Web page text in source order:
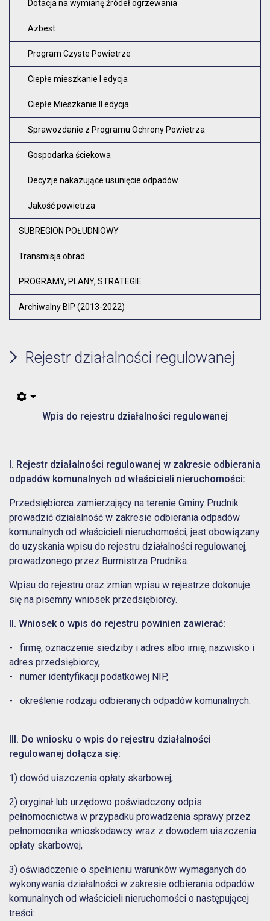
Dotacja na wymianę źródeł ogrzewania
Azbest
Program Czyste Powietrze
Ciepłe mieszkanie I edycja
Ciepłe Mieszkanie II edycja
Sprawozdanie z Programu Ochrony Powietrza
Gospodarka ściekowa
Decyzje nakazujące usunięcie odpadów
Jakość powietrza
SUBREGION POŁUDNIOWY
Transmisja obrad
PROGRAMY, PLANY, STRATEGIE
Archiwalny BIP (2013-2022)
Rejestr działalności regulowanej
Wpis do rejestru działalności regulowanej
I. Rejestr działalności regulowanej w zakresie odbierania
odpadów komunalnych od właścicieli nieruchomości:
Przedsiębiorca zamierzający na terenie Gminy Prudnik
prowadzić działalność w zakresie odbierania odpadów
komunalnych od właścicieli nieruchomości, jest obowiązany
do uzyskania wpisu do rejestru działalności regulowanej,
prowadzonego przez Burmistrza Prudnika.
Wpisu do rejestru oraz zmian wpisu w rejestrze dokonuje
się na pisemny wniosek przedsiębiorcy.
II. Wniosek o wpis do rejestru powinien zawierać:
- firmę, oznaczenie siedziby i adres albo imię, nazwisko i
adres przedsiębiorcy,
- numer identyfikacji podatkowej NIP,
- określenie rodzaju odbieranych odpadów komunalnych.
III. Do wniosku o wpis do rejestru działalności
regulowanej dołącza się:
1) dowód uiszczenia opłaty skarbowej,
2) oryginał lub urzędowo poświadczony odpis
pełnomocnictwa w przypadku prowadzenia sprawy przez
pełnomocnika wnioskodawcy wraz z dowodem uiszczenia
opłaty skarbowej,
3) oświadczenie o spełnieniu warunków wymaganych do
wykonywania działalności w zakresie odbierania odpadów
komunalnych od właścicieli nieruchomości o następującej
treści: